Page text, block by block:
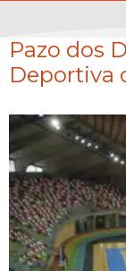
Pazo dos
Deportiva